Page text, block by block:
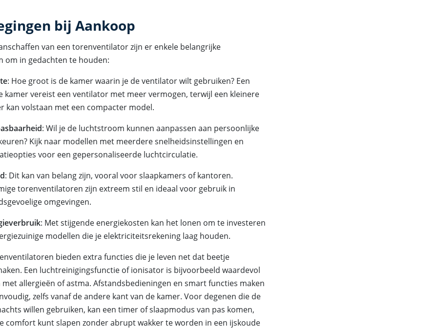
bij Aankoop
van een torenventilator zijn er enkele belangrijke
om in gedachten te houden:
: Hoe groot is de kamer waarin je de ventilator wilt gebruiken? Een
kamer vereist een ventilator met meer vermogen, terwijl een kleinere
kan volstaan met een compacter model.
: Wil je de luchtstroom kunnen aanpassen aan persoonlijke
Kijk naar modellen met meerdere snelheidsinstellingen en
voor een gepersonaliseerde luchtcirculatie.
: Dit kan van belang zijn, vooral voor slaapkamers of kantoren.
torenventilatoren zijn extreem stil en ideaal voor gebruik in
omgevingen.
: Met stijgende energiekosten kan het lonen om te investeren
modellen die je elektriciteitsrekening laag houden.
bieden extra functies die je leven net dat beetje
Een luchtreinigingsfunctie of ionisator is bijvoorbeeld waardevol
allergieën of astma. Afstandsbedieningen en smart functies maken
zelfs vanaf de andere kant van de kamer. Voor degenen die de
willen gebruiken, kan een timer of slaapmodus van pas komen,
comfort kunt slapen zonder abrupt wakker te worden in een ijskoude